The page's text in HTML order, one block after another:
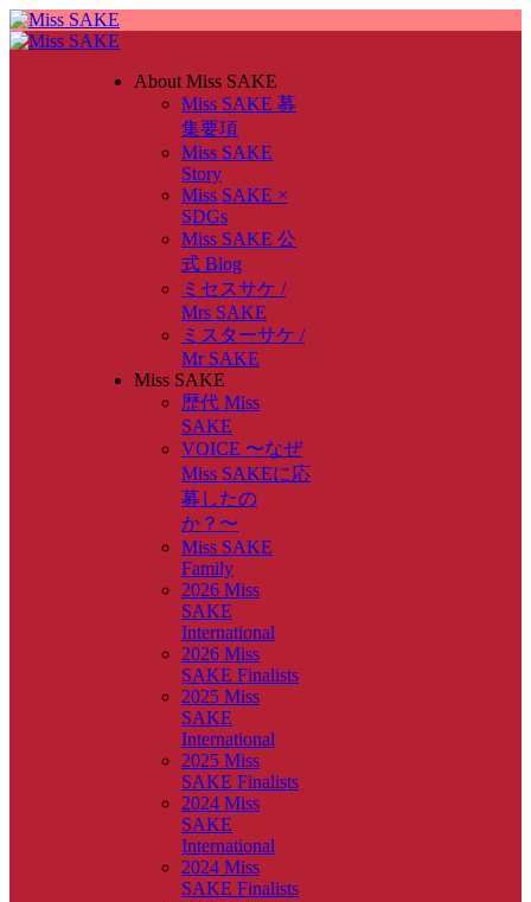
About Miss SAKE
Miss SAKE 募
集要項
Miss SAKE
Story
Miss SAKE ×
SDGs
Miss SAKE 公
式 Blog
ミセスサケ /
Mrs SAKE
ミスターサケ /
Mr SAKE
Miss SAKE
歴代 Miss
SAKE
VOICE 〜なぜ
Miss SAKEに応
募したの
か？〜
Miss SAKE
Family
2026 Miss
SAKE
International
2026 Miss
SAKE Finalists
2025 Miss
SAKE
International
2025 Miss
SAKE Finalists
2024 Miss
SAKE
International
2024 Miss
SAKE Finalists